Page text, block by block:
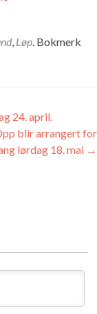
, Løp. Bokmerk
24. april.
blir arrangert for
lørdag 18. mai →